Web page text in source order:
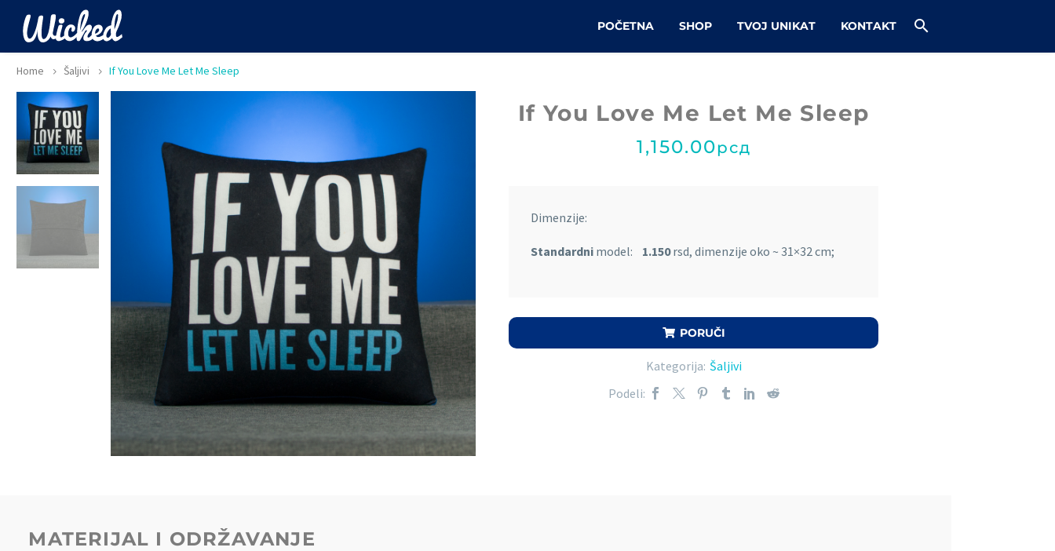
POČETNA SHOP TVOJ UNIKAT KONTAKT
Home Šaljivi If You Love Me Let Me Sleep
If You Love Me Let Me Sleep
1,150.00рсд
Dimenzije:
Standardni model: 1.150rsd, dimenzije oko ~ 31×32 cm;
PORUČI
Kategorija: Šaljivi
Podeli:
MATERIJAL I ODRŽAVANJE